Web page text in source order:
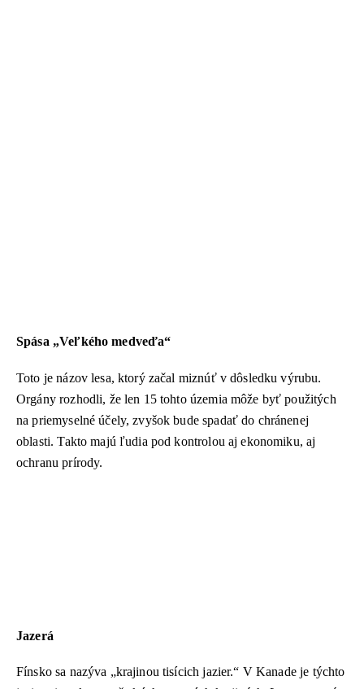
Spása „Veľkého medveďa“
Toto je názov lesa, ktorý začal miznúť v dôsledku výrubu.
Orgány rozhodli, že len 15 tohto územia môže byť použitých
na priemyselné účely, zvyšok bude spadať do chránenej
oblasti. Takto majú ľudia pod kontrolou aj ekonomiku, aj
ochranu prírody.
Jazerá
Fínsko sa nazýva „krajinou tisícich jazier.“ V Kanade je týchto